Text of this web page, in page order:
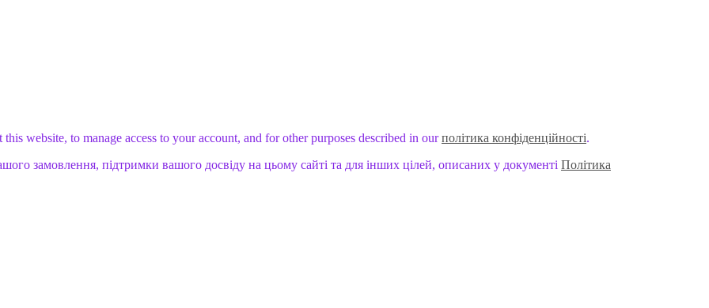
website, to manage access to your account, and for other purposes described in ourполітика конфіденційності.
замовлення, підтримки вашого досвіду на цьому сайті та для інших цілей, описаних у документі Політика